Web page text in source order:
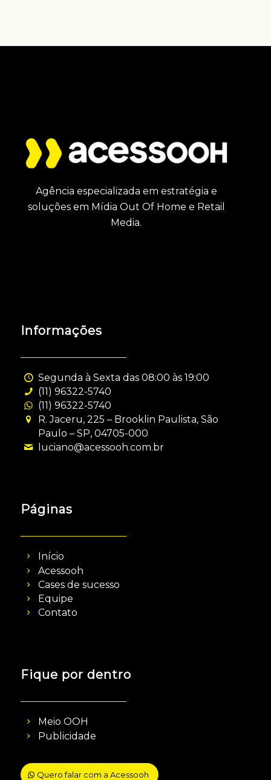
Agência especializada em estratégia e
soluções em Mídia Out Of Home e Retail
Media.
Informações
Segunda à Sexta das 08:00 às 19:00
(11) 96322-5740
(11) 96322-5740
R. Jaceru, 225 – Brooklin Paulista, São
Paulo – SP, 04705-000
luciano@acessooh.com.br
Páginas
Início
Acessooh
Cases de sucesso
Equipe
Contato
Fique por dentro
Meio OOH
Publicidade
Quero falar com a Acessooh